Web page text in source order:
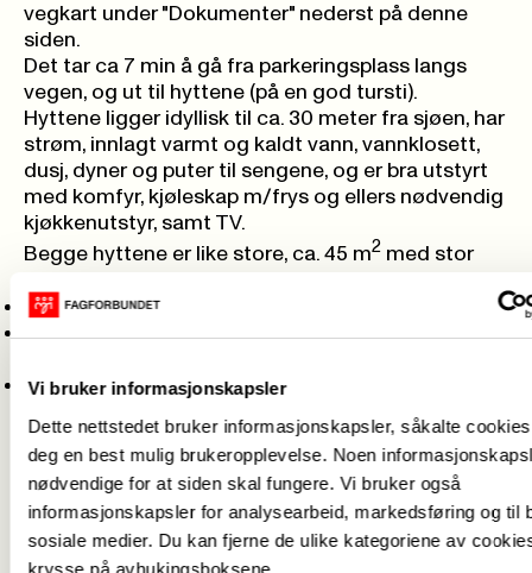
Vi bruker informasjonskapsler
Dette nettstedet bruker informasjonskapsler, såkalte
deg en best mulig brukeropplevelse. Noen
nødvendige for at siden skal fungere. Vi bruker også
informasjonskapsler for analysearbeid, markedsføring og til
sosiale medier. Du kan fjerne de ulike kategoriene av
krysse på avhukingsboksene.
vegkart under "Dokumenter" nederst på denne
siden.
Det tar ca 7 min å gå fra parkeringsplass langs
vegen, og ut til hyttene (på en god tursti).
Hyttene ligger idyllisk til ca. 30 meter fra sjøen, har
strøm, innlagt varmt og kaldt vann, vannklosett,
dusj, dyner og puter til sengene, og er bra utstyrt
med komfyr, kjøleskap m/frys og ellers nødvendig
kjøkkenutstyr, samt TV.
Begge hyttene er like store, ca. 45 m2 med stor
Hytte 1 har tre soverom med i alt 7 senger.
Hytte 2 har to soverom med tilsammen 6 senger +
Det er egen brygge med to lettbåter.
NB! Viktig informasjon som:Huskeliste, bruk av
hyttene, båtmotor m.m. finner du
under"DOKUMENTER"nederst på denne siden.
For:Søknadsskjema og oversikt over ledighet
ligger under"LENKER"nederst på siden.
NB! Dersom du ikke får opp noen av disse